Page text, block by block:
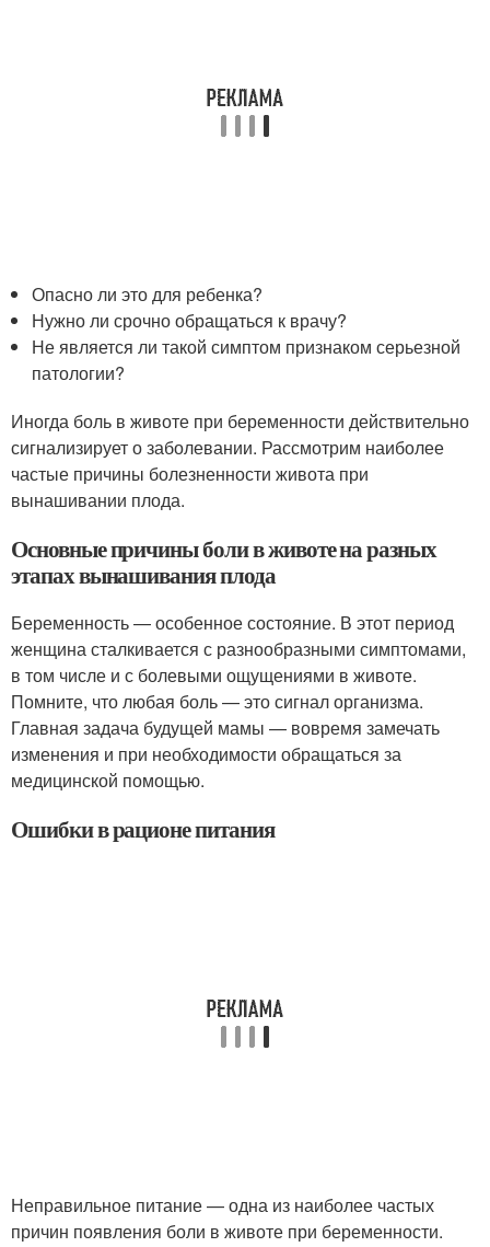
Опасно ли это для ребенка?
Нужно ли срочно обращаться к врачу?
Не является ли такой симптом признаком серьезной
патологии?
Иногда боль в животе при беременности действительно
сигнализирует о заболевании. Рассмотрим наиболее
частые причины болезненности живота при
вынашивании плода.
Основные причины боли в животе на разных
этапах вынашивания плода
Беременность — особенное состояние. В этот период
женщина сталкивается с разнообразными симптомами,
в том числе и с болевыми ощущениями в животе.
Помните, что любая боль — это сигнал организма.
Главная задача будущей мамы — вовремя замечать
изменения и при необходимости обращаться за
медицинской помощью.
Ошибки в рационе питания
Неправильное питание — одна из наиболее частых
причин появления боли в животе при беременности.